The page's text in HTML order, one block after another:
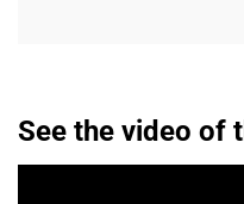
See the video of